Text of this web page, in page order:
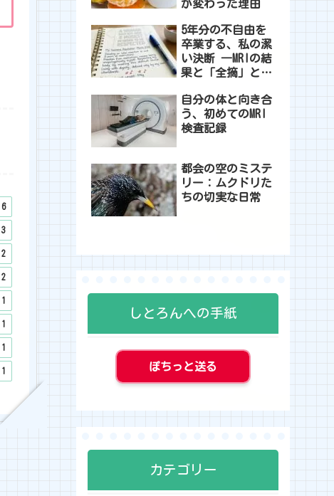
6
3
2
2
1
1
1
1
が変わった理由
5年分の不自由を
卒業する、私の潔
い決断 ―MRIの結
果と「全摘」とい
自分の体と向き合
う、初めてのMRI
検査記録
都会の空のミステ
リー：ムクドリた
ちの切実な日常
しとろんへの手紙
ぽちっと送る
カテゴリー